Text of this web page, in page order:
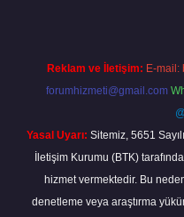
Reklam ve İletişim: E-mail:
forumhizmeti@gmail.com
Yasal Uyarı: Sitemiz, 5651
İletişim Kurumu (BTK)
hizmet vermektedir. Bu
denetleme veya araştırma